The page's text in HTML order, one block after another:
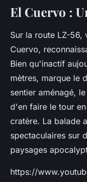
El Cuervo :
Sur la route LZ-56,
Cuervo,
Bien qu'inactif
mètres, marque le
sentier aménagé,
d'en faire le tour
cratère. La balade
spectaculaires sur
paysages
https://